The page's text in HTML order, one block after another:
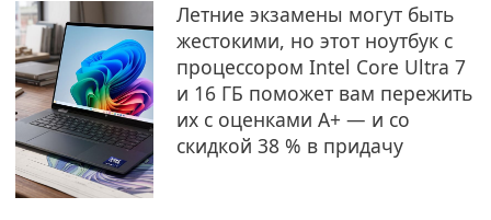
Летние экзамены могут быть
жестокими, но этот ноутбук с
процессором Intel Core Ultra 7
и 16 ГБ поможет вам пережить
их с оценками A+ — и со
скидкой 38 % в придачу